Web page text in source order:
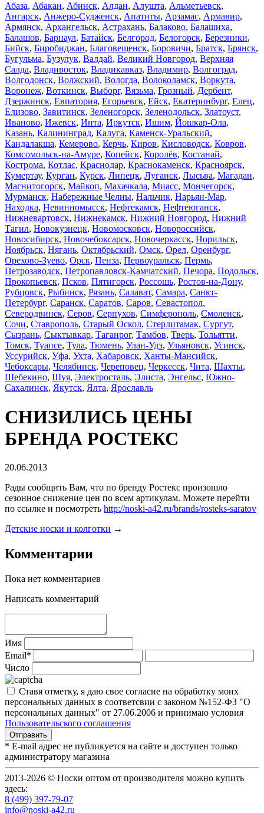
Абаза, Абакан, Абинск, Алдан, Алушта, Альметьевск,
Ангарск, Анжеро-Судженск, Апатиты, Арзамас, Армавир,
Армянск, Архангельск, Астрахань, Балаково, Балашиха,
Балашов, Барнаул, Батайск, Белгород, Белогорск, Березники,
Бийск, Биробиджан, Благовещенск, Боровичи, Братск, Брянск,
Бугульма, Бузулук, Валдай, Великий Новгород, Верхняя
Салда, Владивосток, Владикавказ, Владимир, Волгоград,
Волгодонск, Волжский, Вологда, Волоколамск, Воркута,
Воронеж, Воткинск, Выборг, Вязьма, Грозный, Дербент,
Дзержинск, Евпатория, Егорьевск, Ейск, Екатеринбург, Елец,
Елизово, Завитинск, Зеленогорск, Зеленодольск, Златоуст,
Иваново, Ижевск, Инта, Иркутск, Ишим, Йошкар-Ола,
Казань, Калининград, Калуга, Каменск-Уральский,
Кандалакша, Кемерово, Керчь, Киров, Кисловодск, Ковров,
Комсомольск-на-Амуре, Копейск, Королёв, Костанай,
Кострома, Котлас, Краснодар, Краснокаменск, Красноярск,
Кумертау, Курган, Курск, Липецк, Луганск, Лысьва, Магадан,
Магнитогорск, Майкоп, Махачкала, Миасс, Мончегорск,
Мурманск, Набережные Челны, Нальчик, Нарьян-Мар,
Находка, Невинномысск, Нефтекамск, Нефтеюганск,
Нижневартовск, Нижнекамск, Нижний Новгород, Нижний
Тагил, Новокузнецк, Новомосковск, Новороссийск,
Новосибирск, Новочебоксарск, Новочеркасск, Норильск,
Ноябрьск, Нягань, Октябрьский, Омск, Орел, Оренбург,
Орехово-Зуево, Орск, Пенза, Первоуральск, Пермь,
Петрозаводск, Петропавловск-Камчатский, Печора, Подольск,
Прокопьевск, Псков, Пятигорск, Россошь, Ростов-на-Дону,
Рубцовск, Рыбинск, Рязань, Салават, Самара, Санкт-
Петербург, Саранск, Саратов, Саров, Севастопол,
Северодвинск, Серов, Серпухов, Симферополь, Смоленск,
Сочи, Ставрополь, Старый Оскол, Стерлитамак, Сургут,
Сызрань, Сыктывкар, Таганрог, Тамбов, Тверь, Тольятти,
Томск, Туапсе, Тула, Тюмень, Улан-Удэ, Ульяновск, Усинск,
Уссурийск, Уфа, Ухта, Хабаровск, Ханты-Мансийск,
Чебоксары, Челябинск, Череповец, Черкесск, Чита, Шахты,
Шебекино, Шуя, Электросталь, Элиста, Энгельс, Южно-
Сахалинск, Якутск, Ялта, Ярославль
СНИЗИЛИСЬ ЦЕНЫ
БРЕНДА РОСТЕКС
20.06.2013
Рады сообщить Вам, что по бренду Ростекс произошло
сезонное снижение цен по всем артикулам. Можете перейти
по ссылке и посмотреть http://noski-a42.ru/brands/rosteks-saratov
Детские носки и колготки →
Комментарии
Пока нет комментариев
Написать комментарий
Имя
Email*
Число
Ставя отметку, я даю свое согласие на обработку моих
персональных данных в соответсвии с законом №152-ФЗ "О
персональных данных" от 27.06.2006 и принимаю условия
Пользовательского соглашения
* E-mail адрес не публикуется на сайте и доступен только
администратору магазина
2013-2026 © Носки оптом от производителя можно купить
здесь:
8 (499) 397-79-07
info@noski-a42.ru